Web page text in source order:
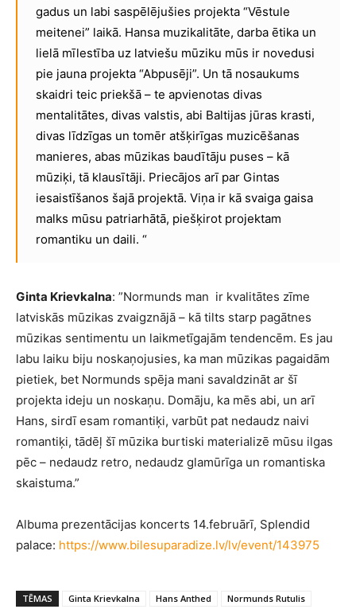
gadus un labi saspēlējušies projekta “Vēstule
meitenei” laikā. Hansa muzikalitāte, darba ētika un
lielā mīlestība uz latviešu mūziku mūs ir novedusi
pie jauna projekta “Abpusēji”. Un tā nosaukums
skaidri teic priekšā – te apvienotas divas
mentalitātes, divas valstis, abi Baltijas jūras krasti,
divas līdzīgas un tomēr atšķirīgas muzicēšanas
manieres, abas mūzikas baudītāju puses – kā
mūziķi, tā klausītāji. Priecājos arī par Gintas
iesaistīšanos šajā projektā. Viņa ir kā svaiga gaisa
malks mūsu patriarhātā, piešķirot projektam
romantiku un daili. “
Ginta Krievkalna: ”Normunds man ir kvalitātes zīme
latviskās mūzikas zvaigznājā – kā tilts starp pagātnes
mūzikas sentimentu un laikmetīgajām tendencēm. Es jau
labu laiku biju noskaņojusies, ka man mūzikas pagaidām
pietiek, bet Normunds spēja mani savaldzināt ar šī
projekta ideju un noskaņu. Domāju, ka mēs abi, un arī
Hans, sirdī esam romantiķi, varbūt pat nedaudz naivi
romantiķi, tādēļ šī mūzika burtiski materializē mūsu ilgas
pēc – nedaudz retro, nedaudz glamūrīga un romantiska
skaistuma.”
Albuma prezentācijas koncerts 14.februārī, Splendid
palace: https://www.bilesuparadize.lv/lv/event/143975
TĒMAS Ginta Krievkalna Hans Anthed Normunds Rutulis